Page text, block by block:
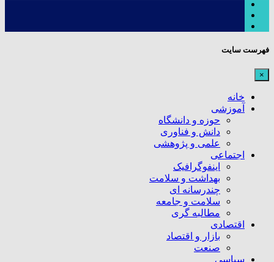
فهرست سایت
×
خانه
آموزشی
حوزه و دانشگاه
دانش و فناوری
علمی و پژوهشی
اجتماعی
اینفوگرافیک
بهداشت و سلامت
چندرسانه ای
سلامت و جامعه
مطالبه گری
اقتصادی
بازار و اقتصاد
صنعت
سیاسی